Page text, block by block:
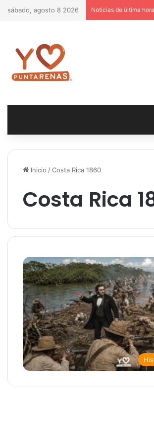
sábado, agosto 8 2026 Noticias de última hora
Inicio /Costa Rica 1860
Costa Rica